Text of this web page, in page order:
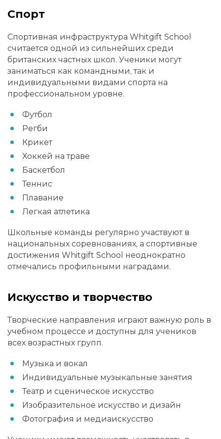
Спорт
Спортивная инфраструктура Whitgift School
считается одной из сильнейших среди
британских частных школ. Ученики могут
заниматься как командными, так и
индивидуальными видами спорта на
профессиональном уровне.
Футбол
Регби
Крикет
Хоккей на траве
Баскетбол
Теннис
Плавание
Легкая атлетика
Школьные команды регулярно участвуют в
национальных соревнованиях, а спортивные
достижения Whitgift School неоднократно
отмечались профильными наградами.
Искусство и творчество
Творческие направления играют важную роль в
учебном процессе и доступны для учеников
всех возрастных групп.
Музыка и вокал
Индивидуальные музыкальные занятия
Театр и сценическое искусство
Изобразительное искусство и дизайн
Фотография и медиaискусство